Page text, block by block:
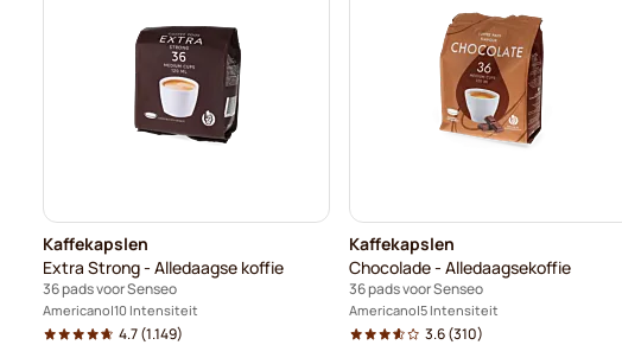
Kaffekapslen
Extra Strong - Alledaagse koffie
36 pads voor Senseo
Americano 10 Intensiteit
4.7(1.149)
Kaffekapslen
Chocolade - Alledaagsekoffie
36 pads voor Senseo
Americano 5 Intensiteit
3.6(310)